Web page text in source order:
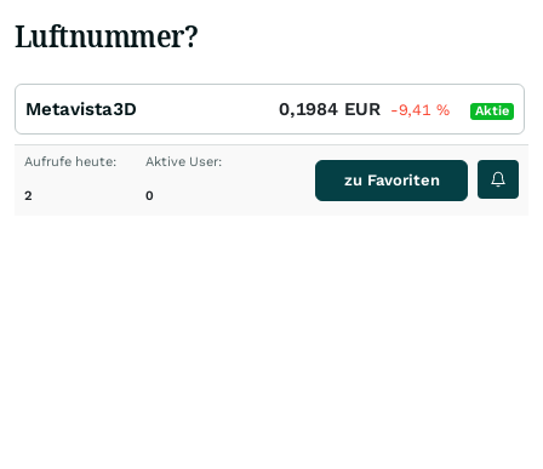
Luftnummer?
Metavista3D 0,1984 EUR -9,41 % Aktie
Aufrufe heute:
2
Aktive User:
0
zu Favoriten